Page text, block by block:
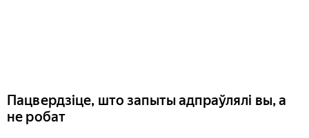
Пацвердзіце, што запыты адпраўлялі вы, а
не робат